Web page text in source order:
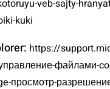
veb-sajty-
kuki
https://
файлами-
просмотр-